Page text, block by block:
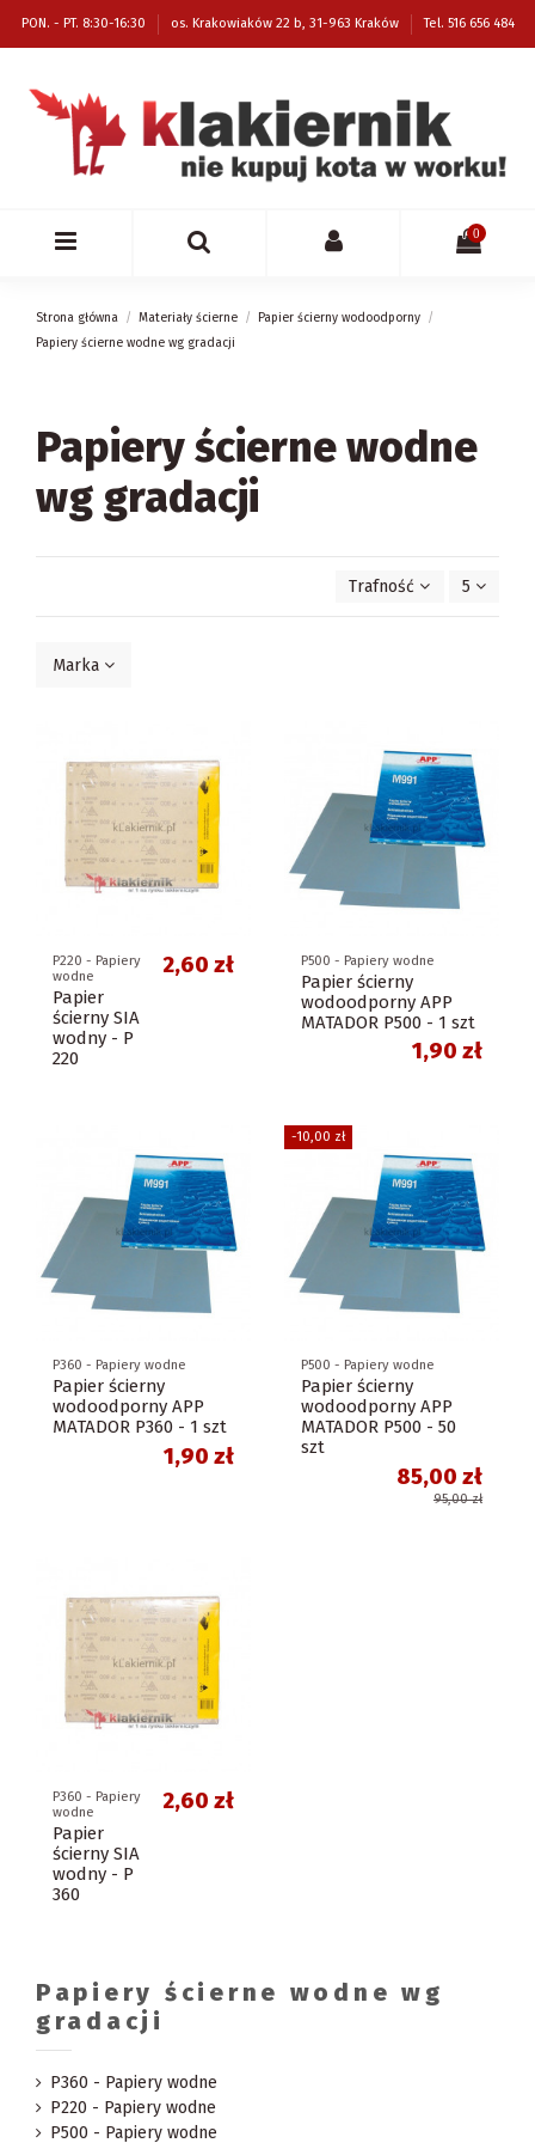
PON. - PT. 8:30-16:30 os. Krakowiaków 22 b, 31-963 Kraków Tel. 516 656 484
0
Strona główna Materiały ścierne
Papier ścierny wodoodporny
Papiery ścierne wodne wg gradacji
Papiery ścierne wodne
wg gradacji
Trafność 5
Marka
P220 - Papiery
wodne
Papier
ścierny SIA
wodny - P
220
2,60 zł P500 - Papiery wodne
Papier ścierny
wodoodporny APP
MATADOR P500 - 1 szt
1,90 zł
P360 - Papiery wodne
Papier ścierny
wodoodporny APP
MATADOR P360 - 1 szt
1,90 zł
-10,00 zł
P500 - Papiery wodne
Papier ścierny
wodoodporny APP
MATADOR P500 - 50
szt
85,00 zł
95,00 zł
P360 - Papiery
wodne
Papier
ścierny SIA
wodny - P
360
2,60 zł
Papiery ścierne wodne wg
gradacji
P360 - Papiery wodne
P220 - Papiery wodne
P500 - Papiery wodne